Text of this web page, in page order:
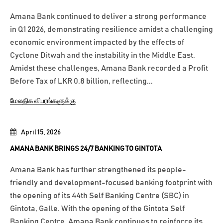
April 15, 2026
AMANA BANK BRINGS 24/7 BANKING TO GINTOTA
Amana Bank has further strengthened its people-
friendly and development-focused banking footprint with
the opening of its 44th Self Banking Centre (SBC) in
Gintota, Galle. With the opening of the Gintota Self
Amana Bank continued to deliver a strong performance
in Q1 2026, demonstrating resilience amidst a challenging
economic environment impacted by the effects of
Cyclone Ditwah and the instability in the Middle East.
Amidst these challenges, Amana Bank recorded a Profit
Before Tax of LKR 0.8 billion, reflecting...
மேலதிக விபரங்களுக்கு